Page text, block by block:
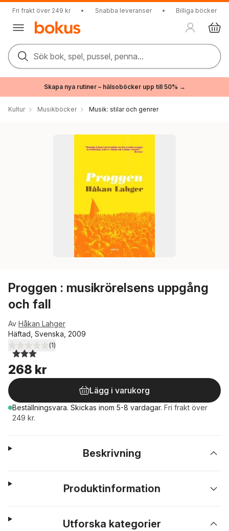
Fri frakt över 249 kr • Snabba leveranser • Billiga böcker
Sök bok, spel, pussel, penna...
Skapa nya rutiner – hälsoböcker upp till 50% →
Kultur Musikböcker Musik: stilar och genrer
Proggen : musikrörelsens uppgång
och fall
Av Håkan Lahger
Häftad, Svenska, 2009
3,0utav 5 stjärnor. Totalt antal röster:
(1)
268 kr
Lägg i varukorg
Beställningsvara. Skickas inom 5-8 vardagar. Fri frakt över
249 kr.
Beskrivning
Produktinformation
Utforska kategorier